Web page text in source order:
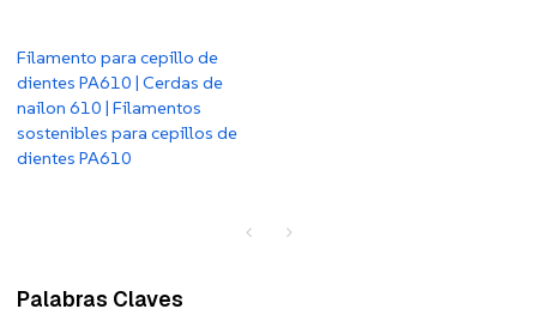
Filamento para cepillo de
dientes PA610 | Cerdas de
nailon 610 | Filamentos
sostenibles para cepillos de
dientes PA610
Palabras Claves